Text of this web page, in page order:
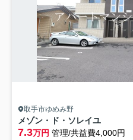
取手市ゆめみ野
メゾン・ド・ソレイユ
7.3万円 管理/共益費4,000円